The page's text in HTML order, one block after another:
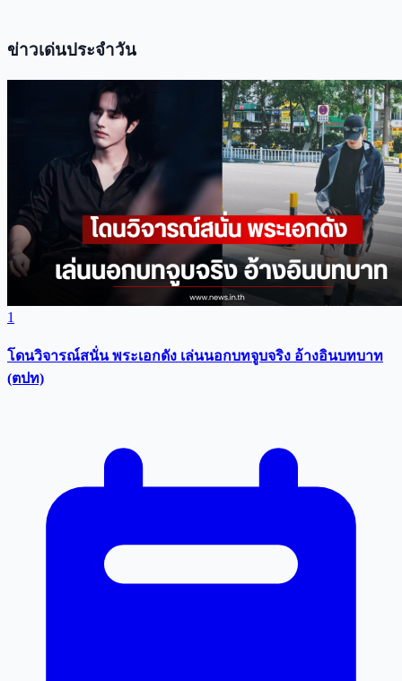
ข่าวเด่นประจำวัน
1
โดนวิจารณ์สนั่น พระเอกดัง เล่นนอกบทจูบจริง อ้างอินบทบาท
(ตปท)